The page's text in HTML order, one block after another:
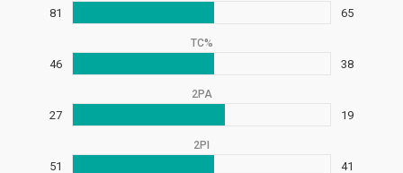
81 65
TC%
46 38
2PA
27 19
2PI
51 41